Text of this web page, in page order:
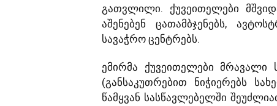
გათვლილი. ქუვეითელები
აშენებენ ცათამბჯენებს,
სავაჭრო ცენტრებს.
ემირმა ქუვეითელები მრავალი
(განსაკუთრებით ნიჭიერებს
წამყვან სასწავლებელში